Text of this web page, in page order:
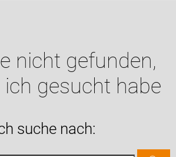
nicht gefunden,
gesucht habe
suche nach: